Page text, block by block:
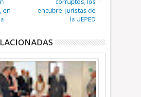
en
encubre: juristas de
la UEPED